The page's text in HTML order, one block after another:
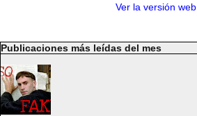
Ver la versión web
Publicaciones más leídas del mes